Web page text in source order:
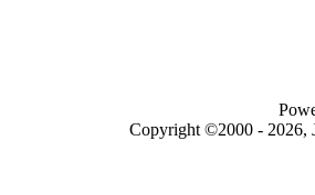
Copyright ©2000 - 2026,